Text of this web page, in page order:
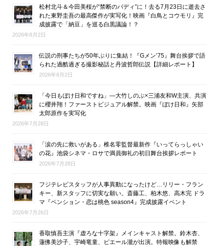
松村北斗＆今田美桜が“禁断のバディ”に！去る7月23日に逝去さ
れた東野圭吾の最高傑作が実写化！映画『白鳥とコウモリ』完
成披露で「納豆」を巡る白黒議論！？
2026年8月2日
伝説の刑事たちが50年ぶりに集結！『Gメン’75』舞台挨拶で語
られた過酷過ぎる撮影秘話と丹波哲郎伝説【詳細レポート】
2026年8月2日
「今日もぼけ日和ですね」―大竹しのぶ×三浦友和W主演、共演
に櫻井翔！ファーストビジュアル解禁。映画『ぼけ日和』矢部
太郎原作を実写化
2026年7月28日
「涙の先に救いがある」椎名零監督最新作『いってらっしゃい
の花』池袋シネマ・ロサで満員御礼の初日舞台挨拶レポート
2026年7月28日
フジテレビスタッフが人事異動になったけど…リリー・フラン
キー、新スタッフに切実な願い。斎藤工、柏木悠、高木完 ドラ
マ『ペンション・恋は桃色 season4』完成披露イベント
2026年7月26日
香取慎吾主演『虚ろな十字架』メインキャスト解禁。鈴木杏、
蓮佛美沙子、宇崎竜童、ピエール瀧が出演。特報映像も解禁